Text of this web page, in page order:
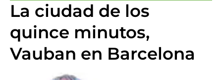
La ciudad de los
quince minutos,
Vauban en Barcelona